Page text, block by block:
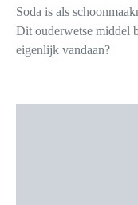
Soda is als
Dit ouderwetse middel
eigenlijk vandaan?